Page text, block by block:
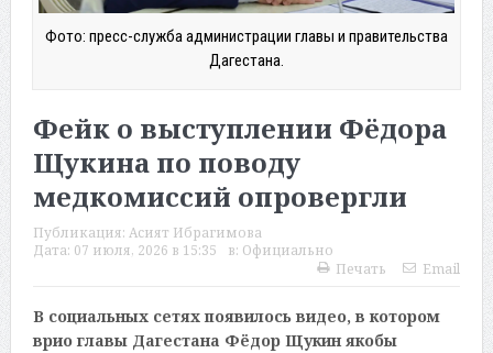
Фото: пресс-служба администрации главы и правительства
Дагестана.
Фейк о выступлении Фёдора
Щукина по поводу
медкомиссий опровергли
Публикация: Асият Ибрагимова
Дата: 07 июля, 2026 в 15:35 в: Официально
Печать
Email
В социальных сетях появилось видео, в котором
врио главы Дагестана Фёдор Щукин якобы